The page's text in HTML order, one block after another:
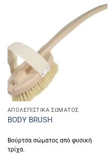
ΑΠΟΛΕΠΙΣΤΙΚΑ ΣΩΜΑΤΟΣ
BODY BRUSH
Βούρτσα σώματος από φυσική
τρίχα.